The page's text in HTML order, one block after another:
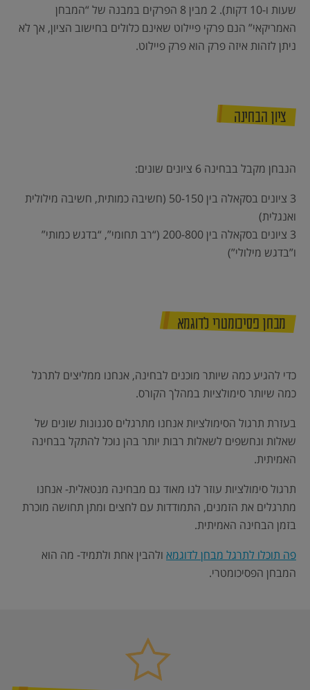
שעות ו-10 דקות). 2 מבין 8 הפרקים במבנה של “המבחן
האמריקאי” הנם פרקי פיילוט שאינם כלולים בחישוב הציון, אך לא
ניתן לזהות איזה פרק הוא פרק פיילוט.
ציון הבחינה
הנבחן מקבל בבחינה 6 ציונים שונים:
3 ציונים בסקאלה בין 50-150 (חשיבה כמותית, חשיבה מילולית
ואנגלית)
3 ציונים בסקאלה בין 200-800 (“רב תחומי”, “בדגש כמותי”
ו”בדגש מילולי”)
מבחן פסיכומטרי לדוגמא
כדי להגיע כמה שיותר מוכנים לבחינה, אנחנו ממליצים לתרגל
כמה שיותר סימולציות במהלך הקורס.
בעזרת תרגול הסימולציות אנחנו מתרגלים סגנונות שונים של
שאלות ונחשפים לשאלות רבות יותר בהן נוכל להתקל בבחינה
האמיתית.
תרגול סימולציות עוזר לנו מאוד גם מבחינה מנטאלית- אנחנו
מתרגלים את הזמנים, התמודדות עם לחצים ומתן תחושה מוכרת
בזמן הבחינה האמיתית.
פה תוכלו לתרגל מבחן לדוגמא ולהבין אחת ולתמיד- מה הוא
המבחן הפסיכומטרי.